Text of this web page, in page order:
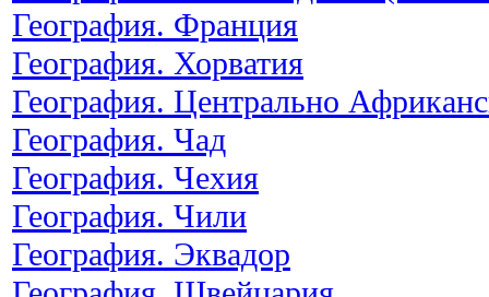
География. Франция
География. Хорватия
География. Центрально
География. Чад
География. Чехия
География. Чили
География. Эквадор